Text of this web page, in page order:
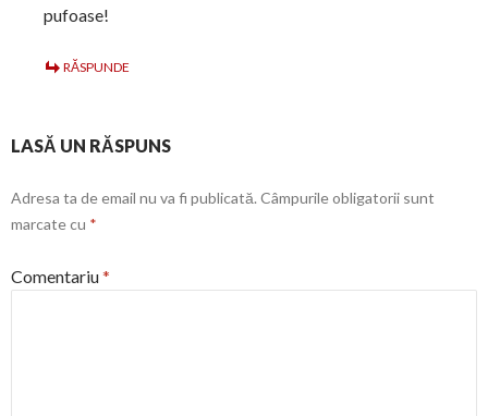
pufoase!
RĂSPUNDE
LASĂ UN RĂSPUNS
Adresa ta de email nu va fi publicată. Câmpurile obligatorii sunt
marcate cu *
Comentariu*